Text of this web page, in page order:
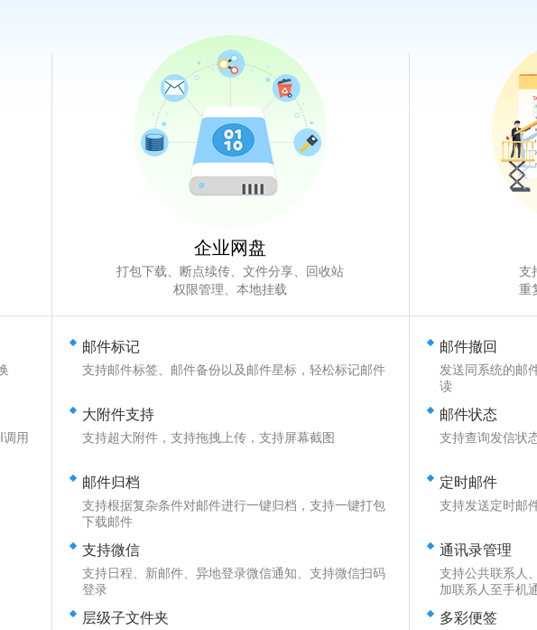
用
企业网盘
打包下载、断点续传、文件分享、回收站
权限管理、本地挂载
邮件标记
支持邮件标签、邮件备份以及邮件星标，轻松标记邮件
大附件支持
支持超大附件，支持拖拽上传，支持屏幕截图
邮件归档
支持根据复杂条件对邮件进行一键归档，支持一键打包
下载邮件
支持微信
支持日程、新邮件、异地登录微信通知、支持微信扫码
登录
层级子文件夹
支
重
邮件撤回
发送同系统的邮
读
邮件状态
支持查询发信状
定时邮件
支持发送定时邮
通讯录管理
支持公共联系人
加联系人至手机
多彩便签